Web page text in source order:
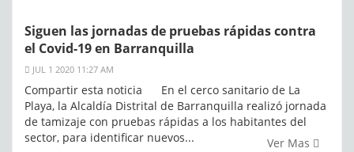
Siguen las jornadas de pruebas rápidas contra
el Covid-19 en Barranquilla
JUL 1 2020 11:27 AM
Compartir esta noticia En el cerco sanitario de La
Playa, la Alcaldía Distrital de Barranquilla realizó jornada
de tamizaje con pruebas rápidas a los habitantes del
sector, para identificar nuevos...
Ver Mas